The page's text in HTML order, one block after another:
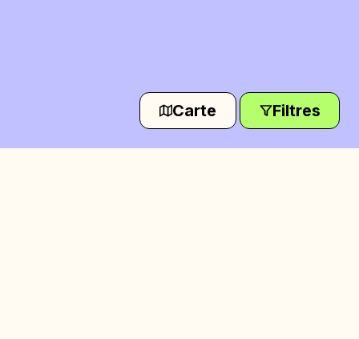
Filtres
Carte